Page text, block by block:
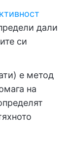
дали
си
е метод
на